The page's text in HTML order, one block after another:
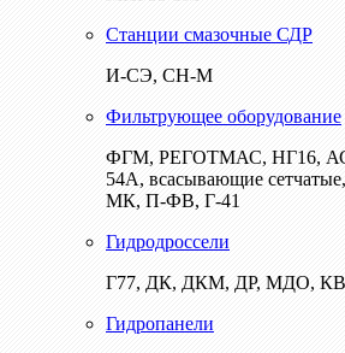
Станции смазочные СДР
И-СЭ, СН-М
Фильтрующее оборудование
ФГМ, РЕГОТМАС, НГ16,
54А, всасывающие
МК, П-ФВ, Г-41
Гидродроссели
Г77, ДК, ДКМ, ДР, МДО,
Гидропанели